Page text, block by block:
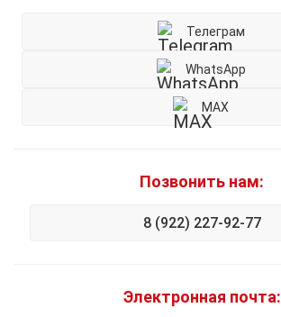
Телеграм
WhatsApp
MAX
Позвонить нам:
8 (922) 227-92-77
Электронная почта: